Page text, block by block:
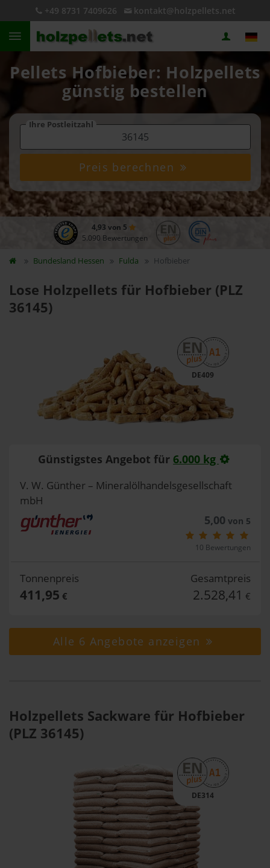
+49 8731 7409626 kontakt@holzpellets.net
Pellets Hofbieber: Holzpellets
günstig bestellen
Ihre Postleitzahl
Preis berechnen
4,93 von 5
5.090 Bewertungen
Bundesland Hessen Fulda Hofbieber
Lose Holzpellets für Hofbieber (PLZ
36145)
DE409
Günstigstes Angebot für 6.000 kg
V. W. Günther – Mineralölhandelsgesellschaft
mbH
5,00 von 5
10 Bewertungen
Tonnenpreis
411,95 €
Gesamtpreis
2.528,41 €
Alle 6 Angebote anzeigen
Holzpellets Sackware für Hofbieber
(PLZ 36145)
DE314